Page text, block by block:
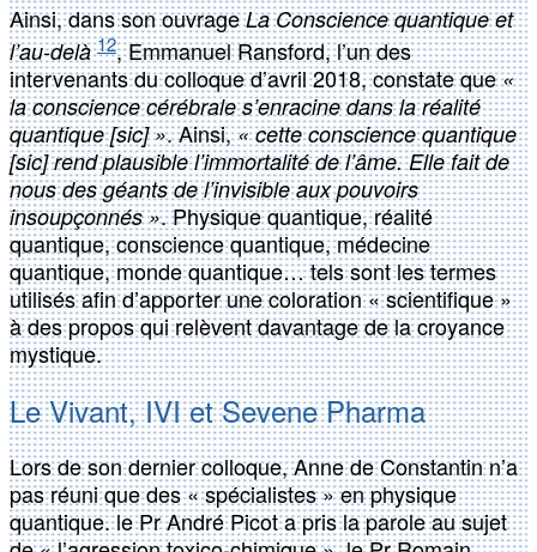
Ainsi, dans son ouvrageLa Conscience quantique et
l’au-delà 12, Emmanuel Ransford, l’un des
intervenants du colloque d’avril 2018, constate que«
la conscience cérébrale s’enracine dans la réalité
quantique [sic] ». Ainsi,« cette conscience quantique
[sic] rend plausible l’immortalité de l’âme. Elle fait de
nous des géants de l’invisible aux pouvoirs
insoupçonnés ». Physique quantique, réalité
quantique, conscience quantique, médecine
quantique, monde quantique… tels sont les termes
utilisés afin d’apporter une coloration « scientifique »
à des propos qui relèvent davantage de la croyance
mystique.
Le Vivant, IVI et Sevene Pharma
Lors de son dernier colloque, Anne de Constantin n’a
pas réuni que des « spécialistes » en physique
quantique. le Pr André Picot a pris la parole au sujet